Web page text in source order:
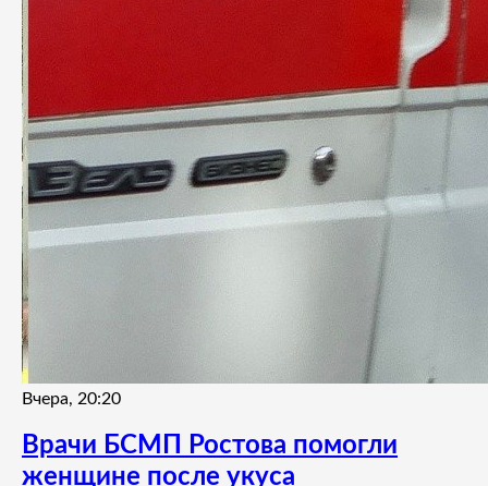
Вчера, 20:20
Врачи БСМП Ростова помогли
женщине после укуса